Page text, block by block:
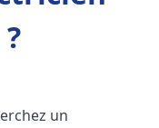
un